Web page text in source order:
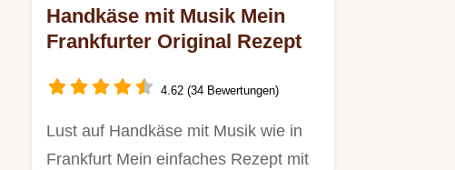
Handkäse mit Musik Mein
Frankfurter Original Rezept
4.62 (34 Bewertungen)
Lust auf Handkäse mit Musik wie in
Frankfurt Mein einfaches Rezept mit